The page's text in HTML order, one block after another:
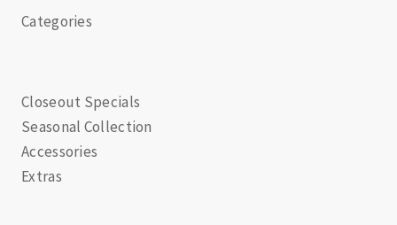
Categories
Closeout Specials
Seasonal Collection
Accessories
Extras